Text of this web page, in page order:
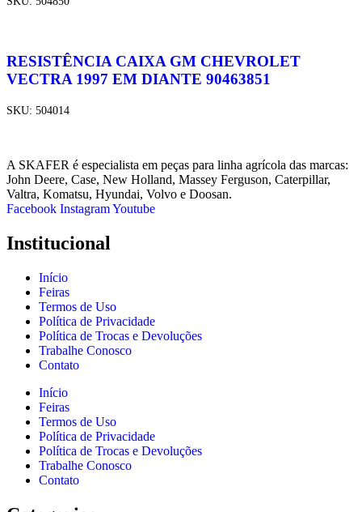
RESISTÊNCIA CAIXA GM CHEVROLET
VECTRA 1997 EM DIANTE 90463851
SKU: 504014
A SKAFER é especialista em peças para linha agrícola das marcas:
John Deere, Case, New Holland, Massey Ferguson, Caterpillar,
Valtra, Komatsu, Hyundai, Volvo e Doosan.
Facebook InstagramYoutube
Institucional
Início
Feiras
Termos de Uso
Política de Privacidade
Política de Trocas e Devoluções
Trabalhe Conosco
Contato
Início
Feiras
Termos de Uso
Política de Privacidade
Política de Trocas e Devoluções
Trabalhe Conosco
Contato